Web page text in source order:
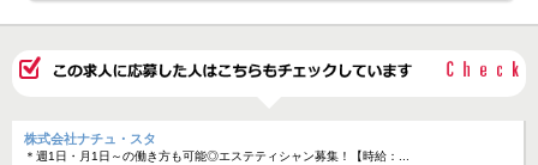
株式会社ナチュ・スタ
＊週1日・月1日～の働き方も可能◎エステティシャン募集！【時給：...